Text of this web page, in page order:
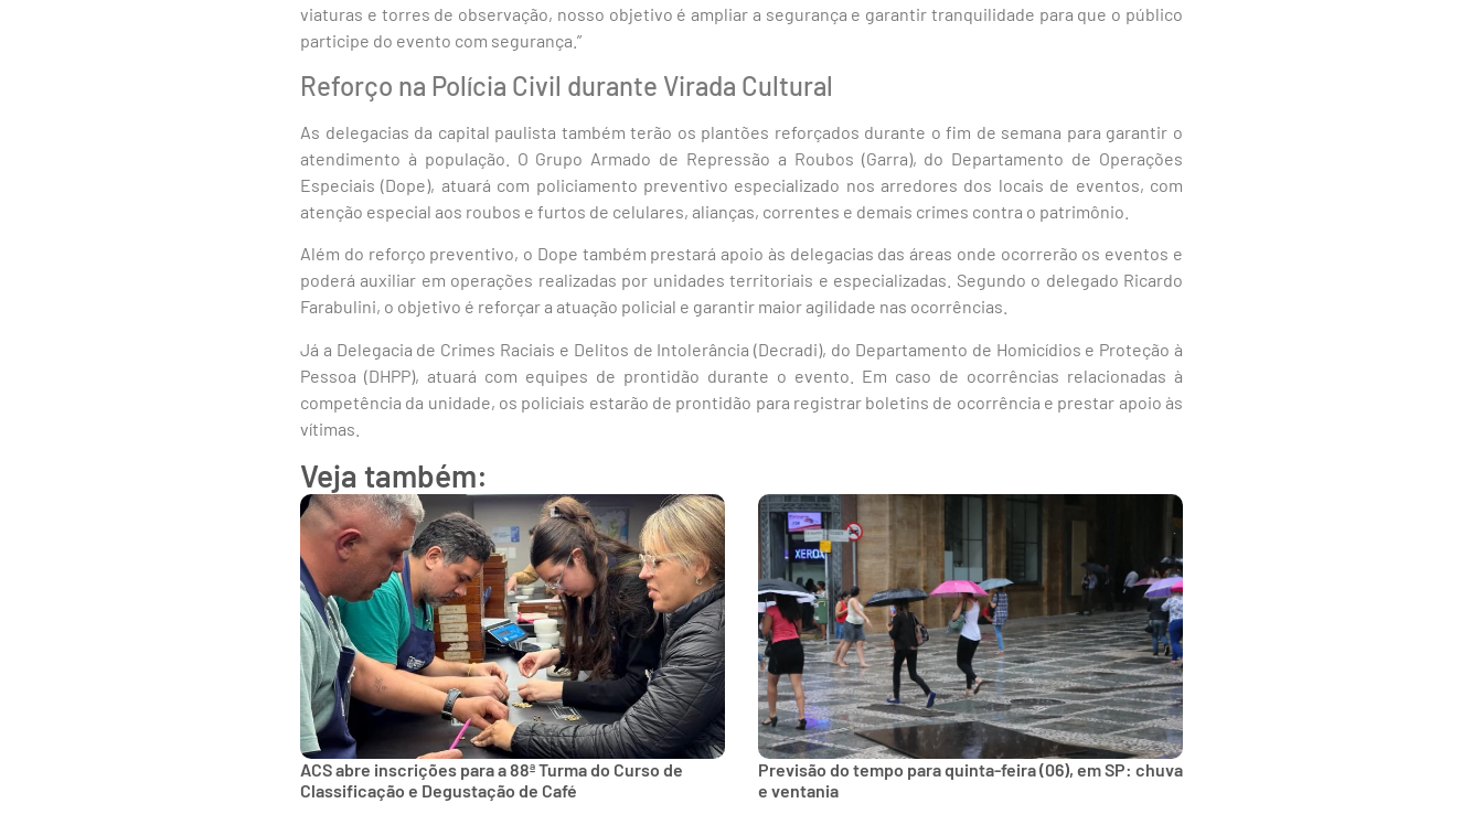
viaturas e torres de observação, nosso objetivo é ampliar a segurança e garantir tranquilidade para que o público
participe do evento com segurança.”
Reforço na Polícia Civil durante Virada Cultural
As delegacias da capital paulista também terão os plantões reforçados durante o fim de semana para garantir o
atendimento à população. O Grupo Armado de Repressão a Roubos (Garra), do Departamento de Operações
Especiais (Dope), atuará com policiamento preventivo especializado nos arredores dos locais de eventos, com
atenção especial aos roubos e furtos de celulares, alianças, correntes e demais crimes contra o patrimônio.
Além do reforço preventivo, o Dope também prestará apoio às delegacias das áreas onde ocorrerão os eventos e
poderá auxiliar em operações realizadas por unidades territoriais e especializadas. Segundo o delegado Ricardo
Farabulini, o objetivo é reforçar a atuação policial e garantir maior agilidade nas ocorrências.
Já a Delegacia de Crimes Raciais e Delitos de Intolerância (Decradi), do Departamento de Homicídios e Proteção à
Pessoa (DHPP), atuará com equipes de prontidão durante o evento. Em caso de ocorrências relacionadas à
competência da unidade, os policiais estarão de prontidão para registrar boletins de ocorrência e prestar apoio às
vítimas.
Veja também:
ACS abre inscrições para a 88ª Turma do Curso de
Classificação e Degustação de Café
Previsão do tempo para quinta-feira (06), em SP: chuva
e ventania